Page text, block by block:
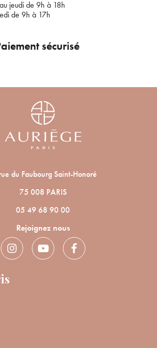
jeudi de 9h à 18h
de 9h à 17h
sécurisé
du Faubourg Saint-Honoré
75 008 PARIS
05 49 68 90 00
Rejoignez nous
adresse e-mail, vous acceptez de recevoir des